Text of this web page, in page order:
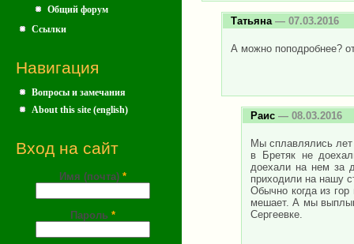
Общий форум
Ссылки
Навигация
Вопросы и замечания
About this site (english)
Вход на сайт
Имя (почта) *
Пароль *
Татьяна — 07.03.2016
А можно поподробнее?
Раис — 08.03.2016
Мы сплавлялись
в Бретяк не
доехали на нем за
приходили на нашу
Обычно когда из
мешает. А мы
Сергеевке.